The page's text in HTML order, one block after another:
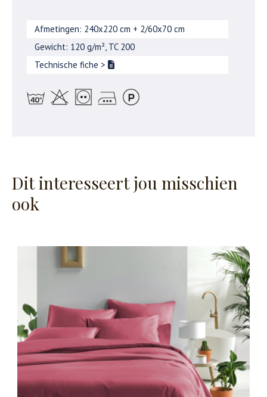
Afmetingen: 240x220 cm + 2/60x70 cm
Gewicht: 120 g/m², TC 200
Technische fiche >
Dit interesseert jou misschien
ook